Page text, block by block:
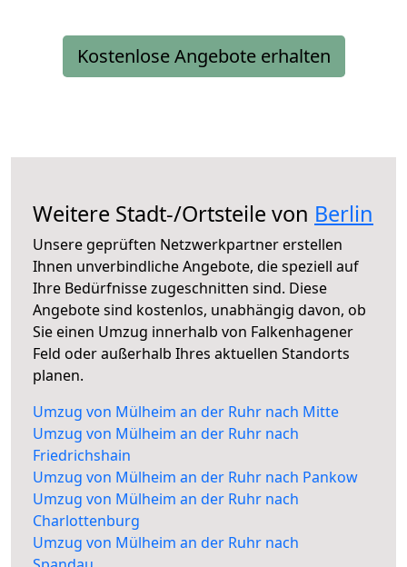
Kostenlose Angebote erhalten
Weitere Stadt-/Ortsteile von Berlin
Unsere geprüften Netzwerkpartner erstellen
Ihnen unverbindliche Angebote, die speziell auf
Ihre Bedürfnisse zugeschnitten sind. Diese
Angebote sind kostenlos, unabhängig davon, ob
Sie einen Umzug innerhalb von Falkenhagener
Feld oder außerhalb Ihres aktuellen Standorts
planen.
Umzug von Mülheim an der Ruhr nach Mitte
Umzug von Mülheim an der Ruhr nach
Friedrichshain
Umzug von Mülheim an der Ruhr nach Pankow
Umzug von Mülheim an der Ruhr nach
Charlottenburg
Umzug von Mülheim an der Ruhr nach